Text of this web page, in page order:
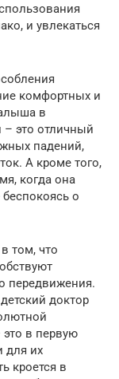
и увлекаться
комфортных и
в
– это отличный
падений,
А кроме того,
когда она
о
том, что
передвижения.
доктор
это в первую
для их
кроется в